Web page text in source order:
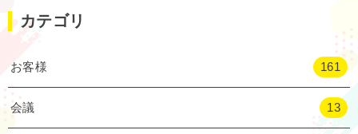
カテゴリ
お客様 161
会議 13